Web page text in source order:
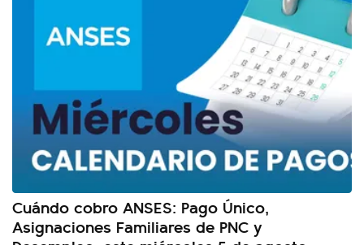
Cuándo cobro ANSES: Pago Único,
Asignaciones Familiares de PNC y